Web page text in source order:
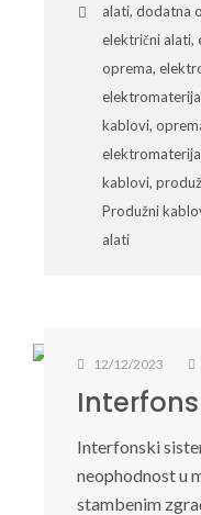
alati, dodatna
električni alati,
oprema,
kablovi,
kablovi,
Produžni
alati
12/12/2023
Interfonski
neophodnost u
stambenim